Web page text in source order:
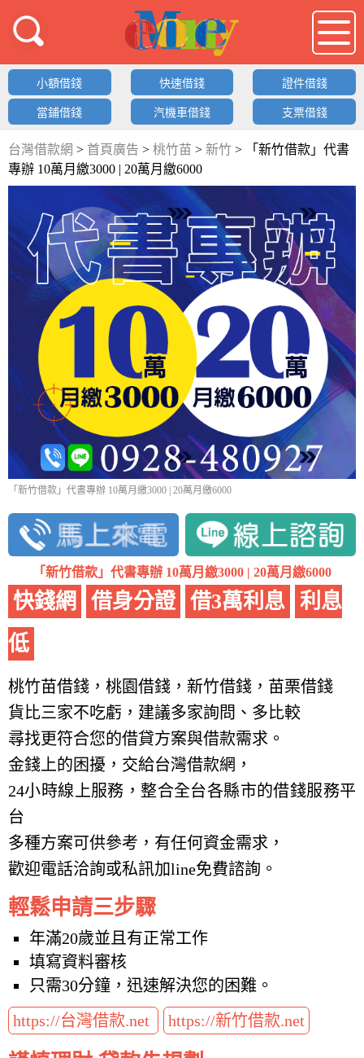
借錢LOGO
小額借錢 快速借錢 證件借錢
當鋪借錢 汽機車借錢 支票借錢
台灣借款網 > 首頁廣告 > 桃竹苗 > 新竹 >
「新竹借款」代書
專辦 10萬月繳3000 | 20萬月繳6000
「新竹借款」代書專辦 10萬月繳3000 | 20萬月繳6000
「新竹借款」代書專辦 10萬月繳3000 | 20萬月繳6000
快錢網 借身分證 借3萬利息
利息
低
桃竹苗借錢，桃園借錢，新竹借錢，苗栗借錢
貨比三家不吃虧，建議多家詢問、多比較
尋找更符合您的借貸方案與借款需求。
金錢上的困擾，交給台灣借款網，
24小時線上服務，整合全台各縣市的借錢服務平
台
多種方案可供參考，有任何資金需求，
歡迎電話洽詢或私訊加line免費諮詢。
輕鬆申請三步驟
年滿20歲並且有正常工作
填寫資料審核
只需30分鐘，迅速解決您的困難。
https://台灣借款.net
https://新竹借款.net